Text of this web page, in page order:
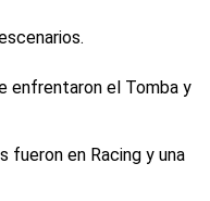
enfrentaron el Tomba y
fueron en Racing y una